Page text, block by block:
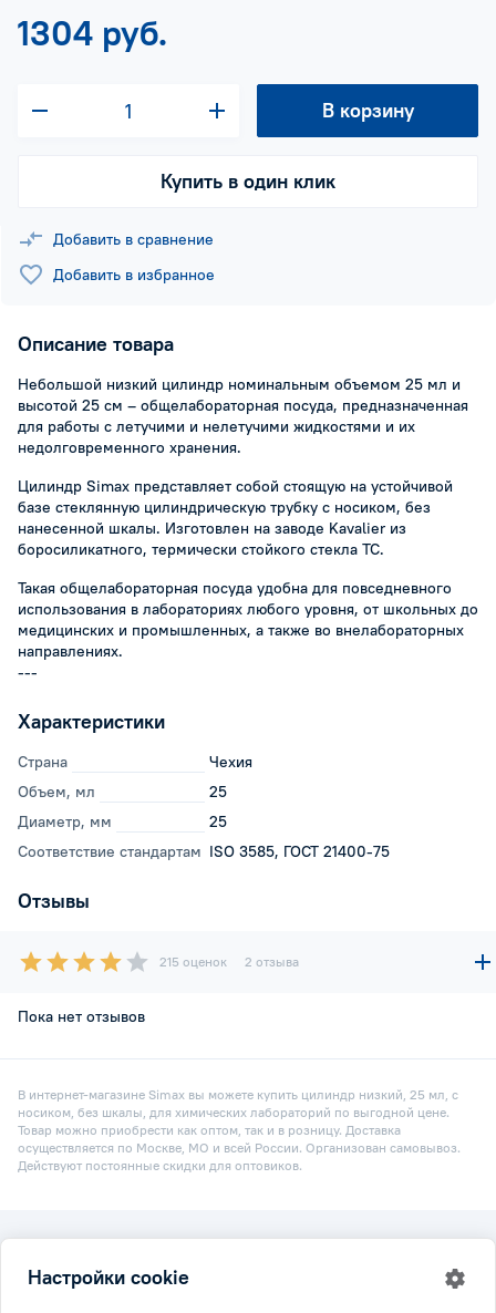
1304 руб.
В корзину
Купить в один клик
Добавить в сравнение
Добавить в избранное
Описание товара
Небольшой низкий цилиндр номинальным объемом 25 мл и
высотой 25 см – общелабораторная посуда, предназначенная
для работы с летучими и нелетучими жидкостями и их
недолговременного хранения.
Цилиндр Simax представляет собой стоящую на устойчивой
базе стеклянную цилиндрическую трубку с носиком, без
нанесенной шкалы. Изготовлен на заводе Kavalier из
боросиликатного, термически стойкого стекла ТС.
Такая общелабораторная посуда удобна для повседневного
использования в лабораториях любого уровня, от школьных до
медицинских и промышленных, а также во внелабораторных
направлениях.
---
Характеристики
Страна
Чехия
Объем, мл
25
Диаметр, мм
25
Соответствие стандартам ISO 3585, ГОСТ 21400-75
Отзывы
215 оценок 2 отзыва
Пока нет отзывов
В интернет-магазине Simax вы можете купить цилиндр низкий, 25 мл, с
носиком, без шкалы, для химических лабораторий по выгодной цене.
Товар можно приобрести как оптом, так и в розницу. Доставка
осуществляется по Москве, МО и всей России. Организован самовывоз.
Действуют постоянные скидки для оптовиков.
Все права защищены.
Настройки cookie